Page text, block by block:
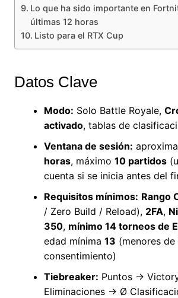
Lo que ha sido importante en
últimas 12 horas
Listo para el RTX Cup
Datos Clave
Modo: Solo Battle Royale,
activado, tablas de
Ventana de sesión:
horas, máximo 10 partidos
cuenta si se inicia antes del
Requisitos mínimos: Rango
/ Zero Build / Reload), 2FA,
350, mínimo 14 torneos de
edad mínima 13 (menores de
consentimiento)
Tiebreaker: Puntos →
Eliminaciones → Ø